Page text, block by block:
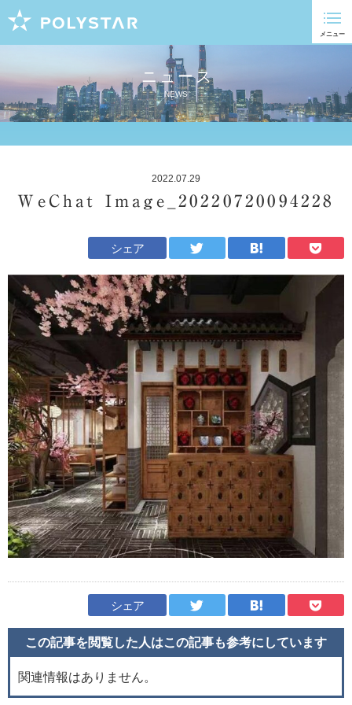
ニュース
NEWS
2022.07.29
WeChat Image_20220720094228
シェア
シェア
この記事を閲覧した人はこの記事も参考にしています
関連情報はありません。